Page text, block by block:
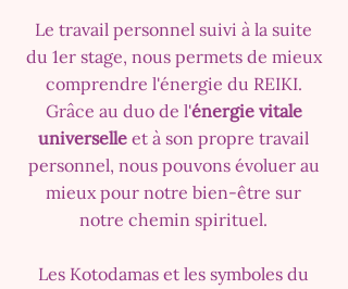
Le travail personnel suivi à la suite
du 1er stage, nous permets de mieux
comprendre l'énergie du REIKI.
Grâce au duo de l'énergie vitale
universelle et à son propre travail
personnel, nous pouvons évoluer au
mieux pour notre bien-être sur
notre chemin spirituel.
Les Kotodamas et les symboles du